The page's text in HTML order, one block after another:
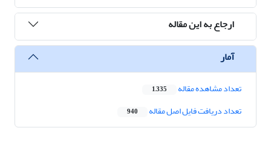
ارجاع به این مقاله
آمار
تعداد مشاهده مقاله 1,335
تعداد دریافت فایل اصل مقاله 940